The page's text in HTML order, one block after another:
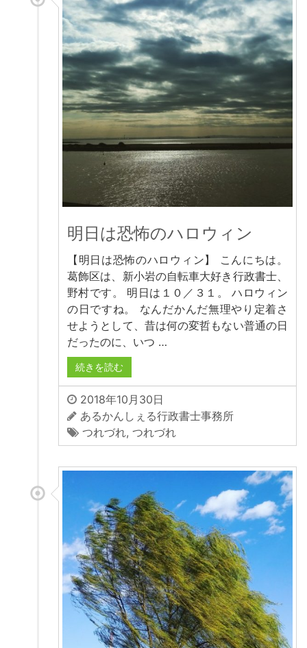
明日は恐怖のハロウィン
【明日は恐怖のハロウィン】 こんにちは。
葛飾区は、新小岩の自転車大好き行政書士、
野村です。 明日は１０／３１。 ハロウィン
の日ですね。 なんだかんだ無理やり定着さ
せようとして、昔は何の変哲もない普通の日
だったのに、いつ …
続きを読む
2018年10月30日
あるかんしぇる行政書士事務所
つれづれ, つれづれ